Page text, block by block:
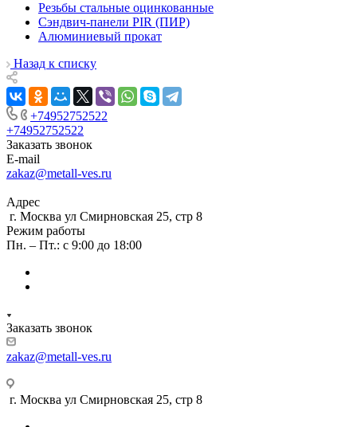
Резьбы стальные оцинкованные
Сэндвич-панели PIR (ПИР)
Алюминиевый прокат
Назад к списку
+74952752522
+74952752522
Заказать звонок
E-mail
zakaz@metall-ves.ru
Адрес
г. Москва ул Смирновская 25, стр 8
Режим работы
Пн. – Пт.: с 9:00 до 18:00
Заказать звонок
zakaz@metall-ves.ru
г. Москва ул Смирновская 25, стр 8